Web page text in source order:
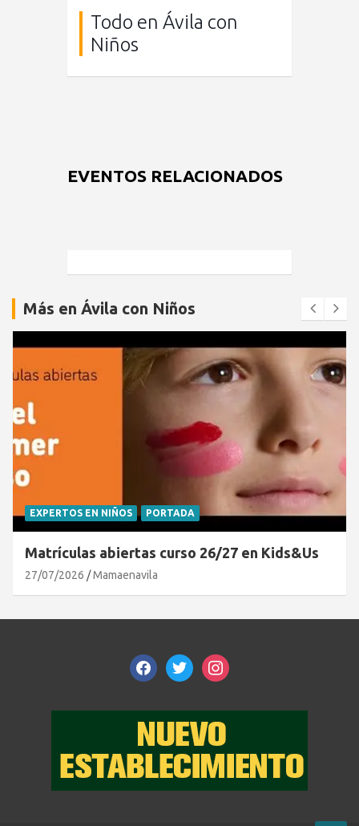
Todo en Ávila con
Niños
EVENTOS RELACIONADOS
Más en Ávila con Niños
EXPERTOS EN NIÑOS PORTADA
Matrículas abiertas curso 26/27 en Kids&Us
27/07/2026 Mamaenavila
facebooktwitterinstagram